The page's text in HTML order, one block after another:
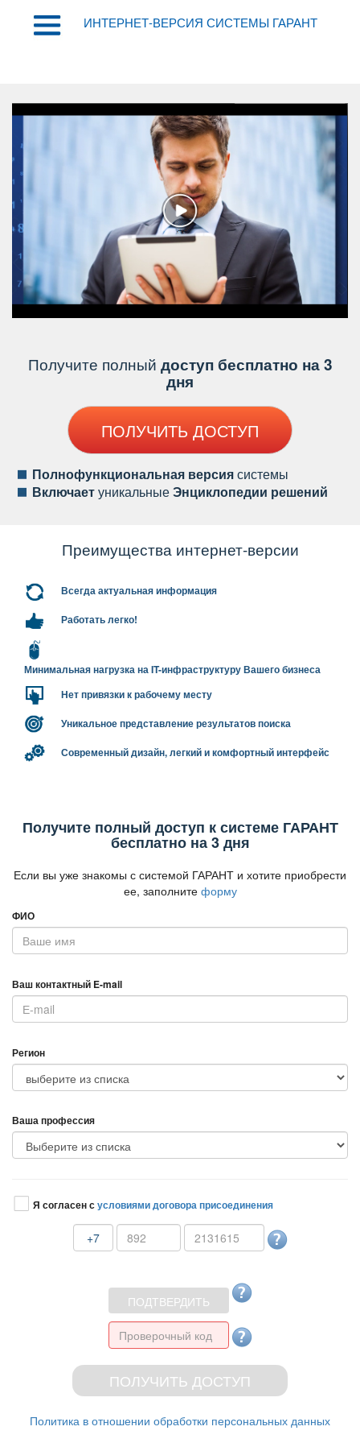
ИНТЕРНЕТ-ВЕРСИЯ СИСТЕМЫ ГАРАНТ
Получите полный доступ бесплатно на 3
дня
ПОЛУЧИТЬ ДОСТУП
Полнофункциональная версиясистемы
ключаетуникальныеЭнциклопедии решений
Преимущества интернет-версии
сегда актуальная информация
Работать легко!
Минимальная нагрузка на IT-инфраструктуру Вашего бизнеса
Нет привязки к рабочему месту
Уникальное представление результатов поиска
Современный дизайн, легкий и комфортный интерфейс
Получите полный доступ к системе ГАРАНТ
есплатно на 3 дня
Если вы уже знакомы с системой ГАРАНТ и хотите приобрести
ее, заполните форму
ФИО
аш контактный E-mail
Регион
аша профессия
Я согласен сусловиями договора присоединения
+7
Политика в отношении обработки персональных данных